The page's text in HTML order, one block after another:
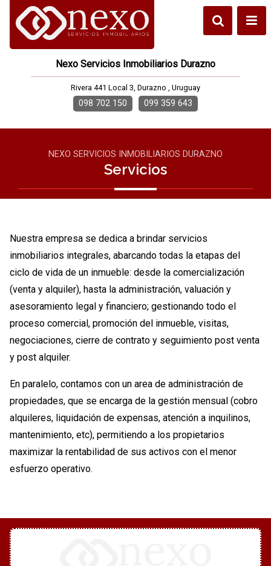
Nexo Servicios Inmobiliarios Durazno
Rivera 441 Local 3, Durazno , Uruguay
098 702 150 099 359 643
NEXO SERVICIOS INMOBILIARIOS DURAZNO
Servicios
Nuestra empresa se dedica a brindar servicios
inmobiliarios integrales, abarcando todas la etapas del
ciclo de vida de un inmueble: desde la comercialización
(venta y alquiler), hasta la administración, valuación y
asesoramiento legal y financiero; gestionando todo el
proceso comercial, promoción del inmueble, visitas,
negociaciones, cierre de contrato y seguimiento post venta
y post alquiler.
En paralelo, contamos con un area de administración de
propiedades, que se encarga de la gestión mensual (cobro
alquileres, liquidación de expensas, atención a inquilinos,
mantenimiento, etc), permitiendo a los propietarios
maximizar la rentabilidad de sus activos con el menor
esfuerzo operativo.